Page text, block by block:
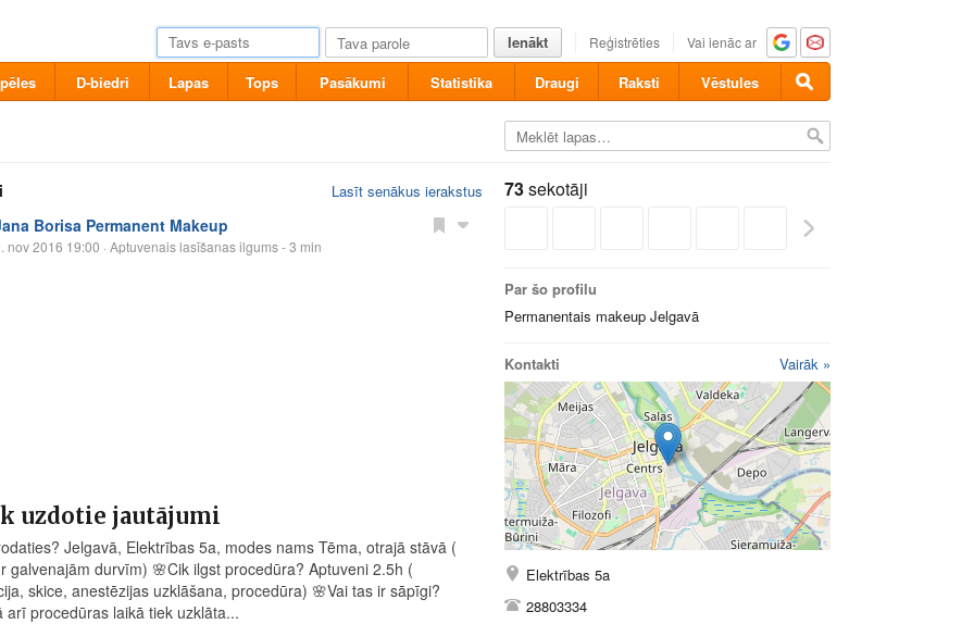
Ienākt Reģistrēties Vai ienāc ar
D-biedri Lapas Tops Pasākumi Statistika Draugi Raksti Vēstules
Lasīt senākus ierakstus
Borisa Permanent Makeup
nov 2016 19:00 · Aptuvenais lasīšanas ilgums - 3 min
uzdotie jautājumi
Jelgavā, Elektrības 5a, modes nams Tēma, otrajā stāvā (
galvenajām durvīm) 🌸Cik ilgst procedūra? Aptuveni 2.5h (
skice, anestēzijas uzklāšana, procedūra) 🌸Vai tas ir sāpīgi?
arī procedūras laikā tiek uzklāta...
73sekotāji
Par šo profilu
Permanentais makeup Jelgavā
Kontakti Vairāk »
Elektrības 5a
28803334